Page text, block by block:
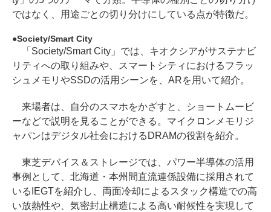
ではなく、用途ごとの切り分けにしている点が特徴だ。
Society/Smart City
「Society/Smart City」では、キオクシアがサステナビ
リティへの取り組みや、スマートシティにおけるフラッ
シュメモリやSSDの活用シーンを、ARを用いて紹介。
来場者は、自分のスマホをかざすと、ショートムービ
ーなどで説明を見ることができる。マイクロンメモリジ
ャパンはデジタル社会におけるDRAMの役割を紹介。
東芝デバイス＆ストレージでは、パワー半導体の活用
事例として、北海道・本州間直流連係設備に採用されて
いるIEGTを紹介し、両面冷却によるスタック構造での高
い放熱性や、気密封止構造による高い耐候性を実現して